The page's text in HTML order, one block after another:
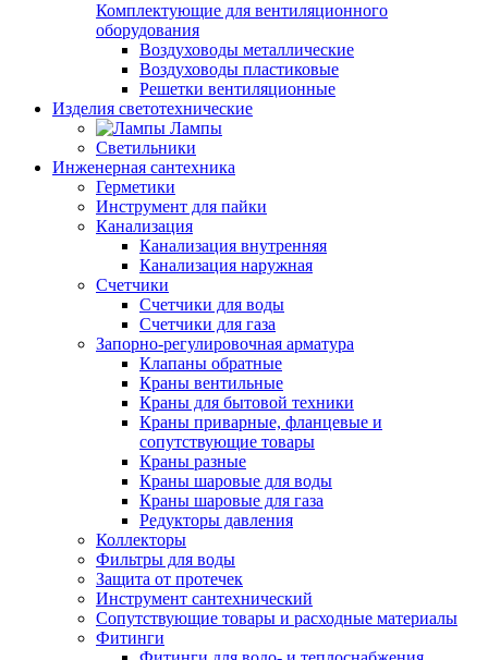
Комплектующие для вентиляционного
оборудования
Воздуховоды металлические
Воздуховоды пластиковые
Решетки вентиляционные
Изделия светотехнические
Лампы
Светильники
Инженерная сантехника
Герметики
Инструмент для пайки
Канализация
Канализация внутренняя
Канализация наружная
Счетчики
Счетчики для воды
Счетчики для газа
Запорно-регулировочная арматура
Клапаны обратные
Краны вентильные
Краны для бытовой техники
Краны приварные, фланцевые и
сопутствующие товары
Краны разные
Краны шаровые для воды
Краны шаровые для газа
Редукторы давления
Коллекторы
Фильтры для воды
Защита от протечек
Инструмент сантехнический
Сопутствующие товары и расходные материалы
Фитинги